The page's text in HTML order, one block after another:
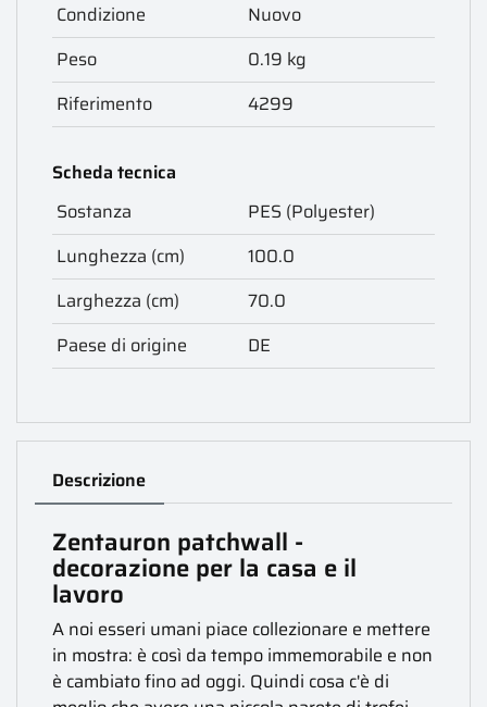
Condizione
Nuovo
Peso
0.19 kg
Riferimento
4299
Scheda tecnica
Sostanza
PES (Polyester)
Lunghezza (cm)
100.0
Larghezza (cm)
70.0
Paese di origine
DE
Descrizione
Zentauron patchwall -
decorazione per la casa e il
lavoro
A noi esseri umani piace collezionare e mettere
in mostra: è così da tempo immemorabile e non
è cambiato fino ad oggi. Quindi cosa c'è di